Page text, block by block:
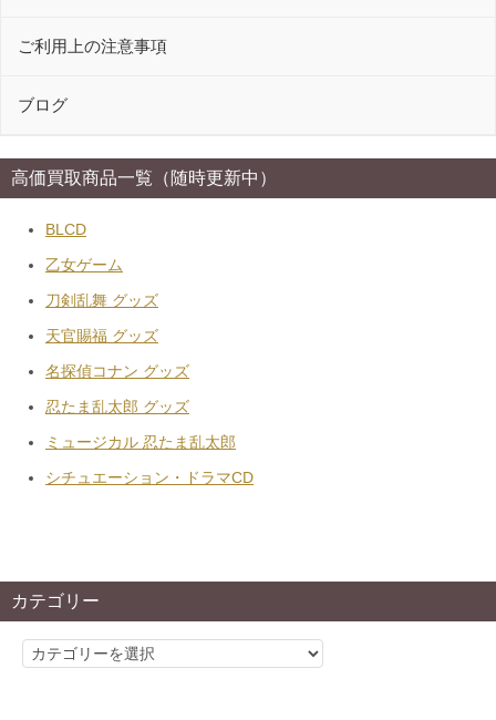
ご利用上の注意事項
ブログ
高価買取商品一覧（随時更新中）
BLCD
乙女ゲーム
刀剣乱舞 グッズ
天官賜福 グッズ
名探偵コナン グッズ
忍たま乱太郎 グッズ
ミュージカル 忍たま乱太郎
シチュエーション・ドラマCD
カテゴリー
カ